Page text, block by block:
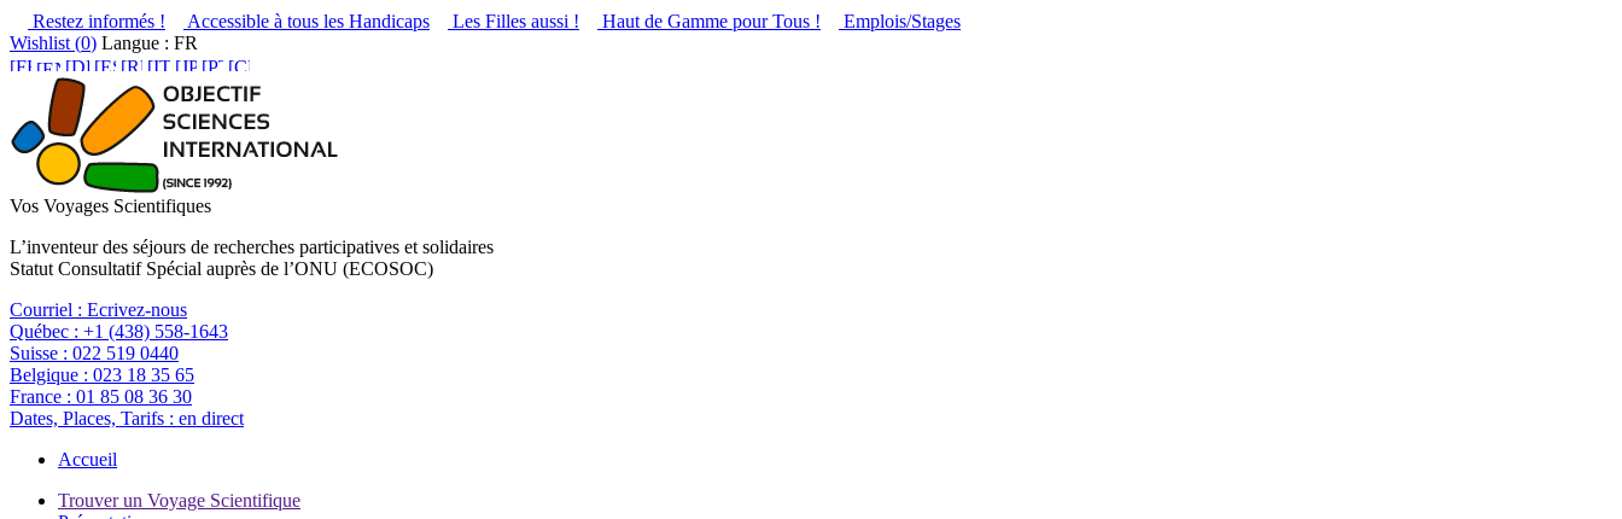
Restez informés ! Accessible à tous les Handicaps Les Filles aussi ! Haut de Gamme pour Tous !
Emplois/Stages
Wishlist (0) Langue : FR
Vos Voyages Scientifiques
L’inventeur des séjours de recherches participatives et solidaires
Statut Consultatif Spécial auprès de l’ONU (ECOSOC)
Courriel : Ecrivez-nous
Québec : +1 (438) 558-1643
Suisse : 022 519 0440
Belgique : 023 18 35 65
France : 01 85 08 36 30
Dates, Places, Tarifs : en direct
Accueil
Trouver un Voyage Scientifique